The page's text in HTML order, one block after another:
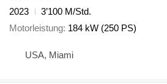
2023
3’100 M/Std.
Motorleistung 184 kW (250 PS)
USA, Miami